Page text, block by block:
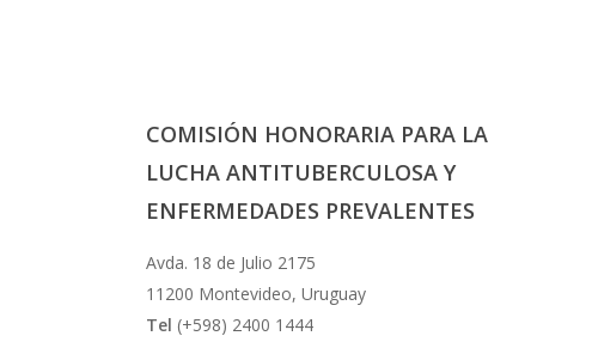
COMISIÓN HONORARIA PARA LA
LUCHA ANTITUBERCULOSA Y
ENFERMEDADES PREVALENTES
Avda. 18 de Julio 2175
11200 Montevideo, Uruguay
Tel (+598) 2400 1444